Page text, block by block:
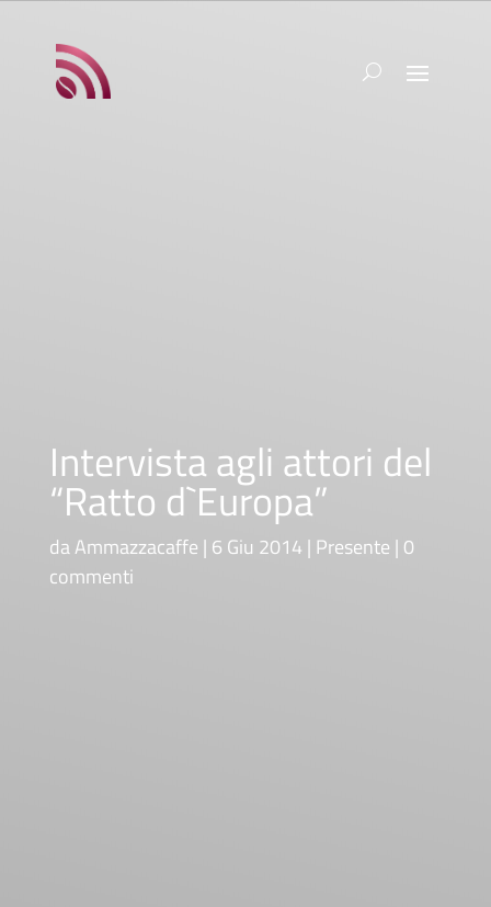
Intervista agli attori del
“Ratto d`Europa”
daAmmazzacaffe 6 Giu 2014 Presente 0
commenti